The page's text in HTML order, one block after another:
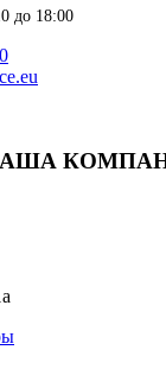
до 18:00